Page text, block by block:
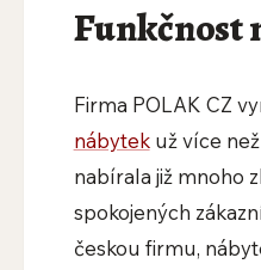
Funkčnost
Firma POLAK CZ
nábytekuž více
nabírala již mnoho
spokojených
českou firmu,